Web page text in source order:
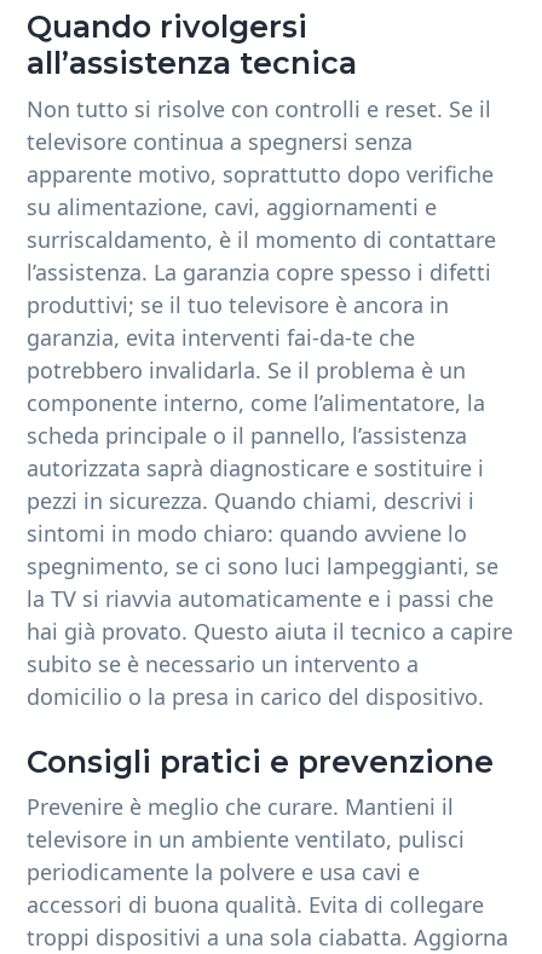
Quando rivolgersi
all’assistenza tecnica
Non tutto si risolve con controlli e reset. Se il
televisore continua a spegnersi senza
apparente motivo, soprattutto dopo verifiche
su alimentazione, cavi, aggiornamenti e
surriscaldamento, è il momento di contattare
l’assistenza. La garanzia copre spesso i difetti
produttivi; se il tuo televisore è ancora in
garanzia, evita interventi fai-da-te che
potrebbero invalidarla. Se il problema è un
componente interno, come l’alimentatore, la
scheda principale o il pannello, l’assistenza
autorizzata saprà diagnosticare e sostituire i
pezzi in sicurezza. Quando chiami, descrivi i
sintomi in modo chiaro: quando avviene lo
spegnimento, se ci sono luci lampeggianti, se
la TV si riavvia automaticamente e i passi che
hai già provato. Questo aiuta il tecnico a capire
subito se è necessario un intervento a
domicilio o la presa in carico del dispositivo.
Consigli pratici e prevenzione
Prevenire è meglio che curare. Mantieni il
televisore in un ambiente ventilato, pulisci
periodicamente la polvere e usa cavi e
accessori di buona qualità. Evita di collegare
troppi dispositivi a una sola ciabatta. Aggiorna